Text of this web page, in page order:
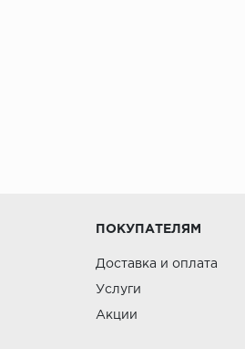
ПОКУПАТЕЛЯМ
Доставка и оплата
Услуги
Акции